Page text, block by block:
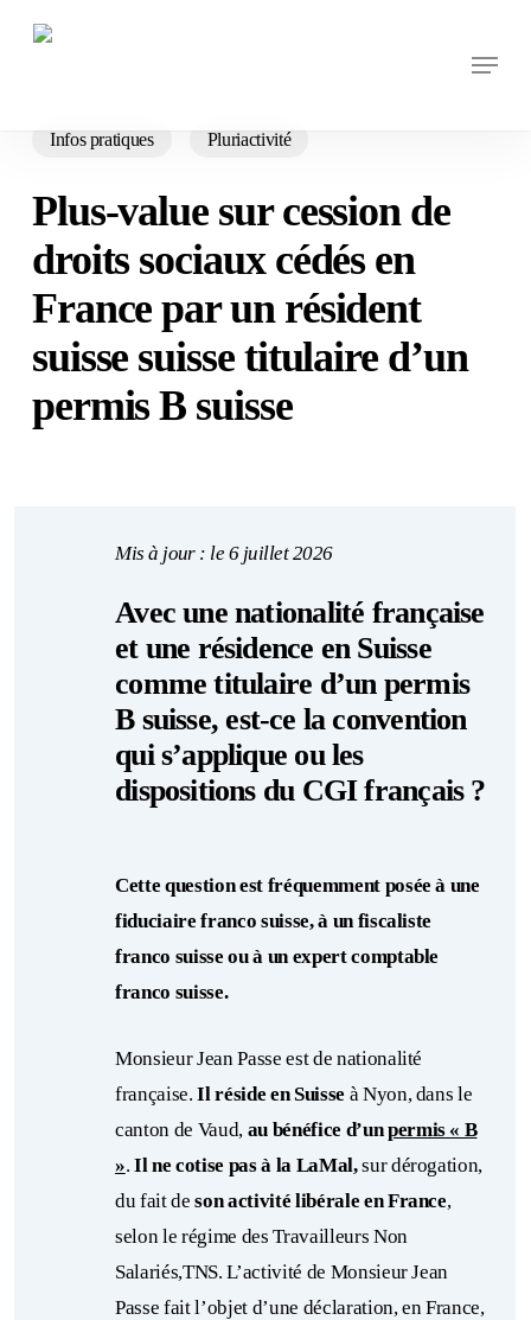
Menu
Infos pratiques Pluriactivité
Plus-value sur cession de
droits sociaux cédés en
France par un résident
suisse suisse titulaire d’un
permis B suisse
Mis à jour : le 6 juillet 2026
Avec une nationalité française
et une résidence en Suisse
comme titulaire d’un permis
B suisse, est-ce la convention
qui s’applique ou les
dispositions du CGI français ?
Cette question est fréquemment posée à une
fiduciaire franco suisse, à un fiscaliste
franco suisse ou à un expert comptable
franco suisse.
Monsieur Jean Passe est de nationalité
française.Il réside en Suisse à Nyon, dans le
canton de Vaud, au bénéfice d’unpermis « B
».Il ne cotise pas à la LaMal,sur dérogation,
du fait de son activité libérale en France,
selon le régime des Travailleurs Non
Salariés,TNS. L’activité de Monsieur Jean
Passe fait l’objet d’une déclaration, en France,